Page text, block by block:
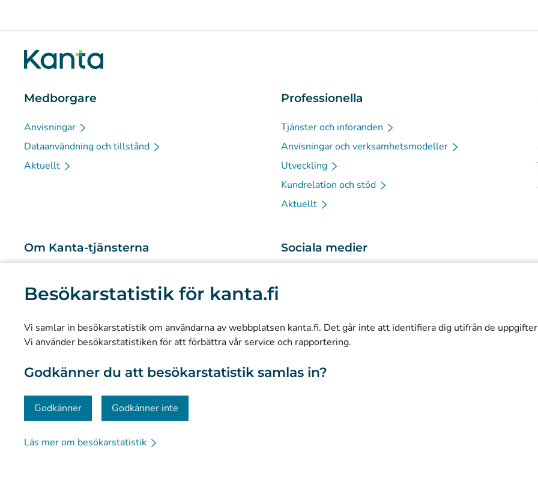
Besökarstatistik för kanta.fi
Vi samlar in besökarstatistik om användarna av webbplatsen kanta.fi. Det går inte att identifiera dig utifrån de
Vi använder besökarstatistiken för att förbättra vår service och rapportering.
Godkänner du att besökarstatistik samlas in?
Godkänner Godkänner inte
Läs mer om besökarstatistik
Medborgare
Anvisningar
Dataanvändning och tillstånd
Aktuellt
Professionella
Tjänster och införanden
Anvisningar och verksamhetsmodeller
Utveckling
Kundrelation och stöd
Aktuellt
Om Kanta-tjänsterna
Forskning och kunskapsbaserad ledning
Dataskydd och tillgänglighet
Kommunikation och sociala medier
Sociala medier
© Kanta-Palvelut, Kansaneläkelaitos